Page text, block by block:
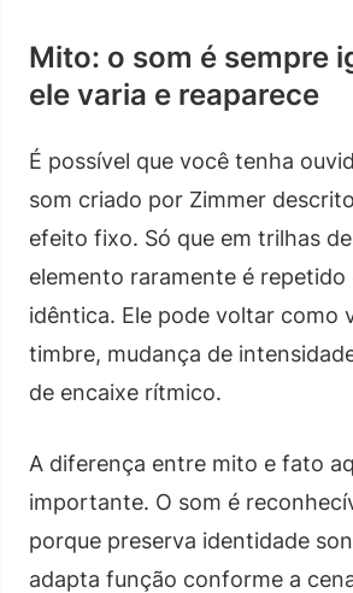
Mito: o som é sempre
ele varia e reaparece
É possível que você tenha
som criado por Zimmer
efeito fixo. Só que em trilhas
elemento raramente é repetido
idêntica. Ele pode voltar como
timbre, mudança de
de encaixe rítmico.
A diferença entre mito e fato
importante. O som é
porque preserva identidade
adapta função conforme a